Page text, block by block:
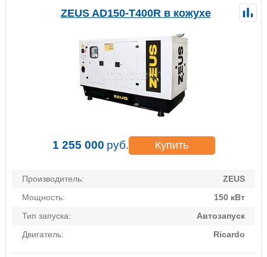
ZEUS AD150-T400R в кожухе
1 255 000 руб. Купить
Производитель:
ZEUS
Мощность:
150 кВт
Тип запуска:
Автозапуск
Двигатель:
Ricardo